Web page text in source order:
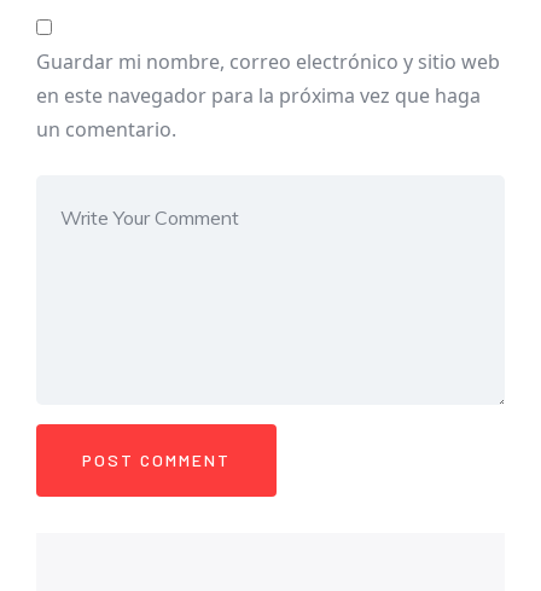
Guardar mi nombre, correo electrónico y sitio web
en este navegador para la próxima vez que haga
un comentario.